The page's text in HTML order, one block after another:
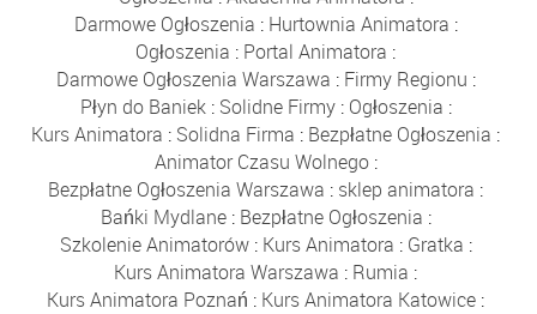
Darmowe Ogłoszenia : Hurtownia Animatora :
Ogłoszenia : Portal Animatora :
Darmowe Ogłoszenia Warszawa : Firmy Regionu :
Płyn do Baniek: Solidne Firmy: Ogłoszenia :
Kurs Animatora : Solidna Firma : Bezpłatne Ogłoszenia :
Animator Czasu Wolnego:
Bezpłatne Ogłoszenia Warszawa : sklep animatora :
Bańki Mydlane: Bezpłatne Ogłoszenia :
Szkolenie Animatorów: Kurs Animatora : Gratka :
Kurs Animatora Warszawa : Rumia :
Kurs Animatora Poznań : Kurs Animatora Katowice :